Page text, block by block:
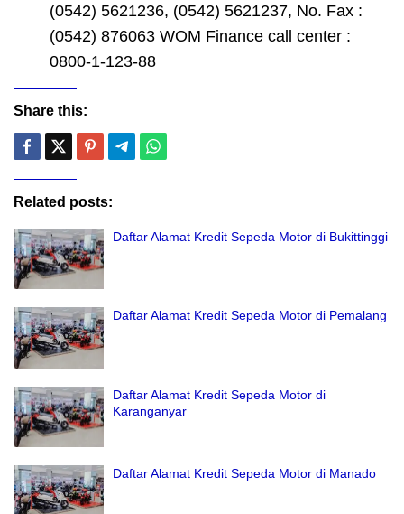
(0542) 5621236, (0542) 5621237, No. Fax :
(0542) 876063 WOM Finance call center :
0800-1-123-88
Share this:
Related posts:
Daftar Alamat Kredit Sepeda Motor di Bukittinggi
Daftar Alamat Kredit Sepeda Motor di Pemalang
Daftar Alamat Kredit Sepeda Motor di
Karanganyar
Daftar Alamat Kredit Sepeda Motor di Manado